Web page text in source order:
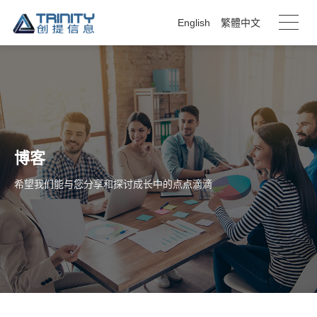
English 繁體中文
博客
希望我们能与您分享和探讨成长中的点点滴滴